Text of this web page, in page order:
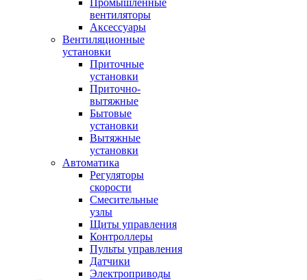
Промышленные
вентиляторы
Аксессуары
Вентиляционные
установки
Приточные
установки
Приточно-
вытяжные
Бытовые
установки
Вытяжные
установки
Автоматика
Регуляторы
скорости
Смесительные
узлы
Щиты управления
Контроллеры
Пульты управления
Датчики
Электроприводы